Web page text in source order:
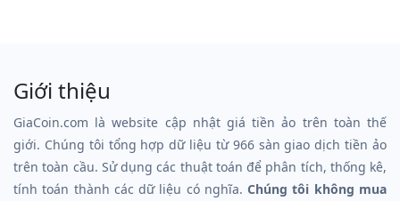
Giới thiệu
GiaCoin.com là website cập nhật giá tiền ảo trên toàn thế
giới. Chúng tôi tổng hợp dữ liệu từ 966 sàn giao dịch tiền ảo
trên toàn cầu. Sử dụng các thuật toán để phân tích, thống kê,
tính toán thành các dữ liệu có nghĩa.Chúng tôi không mua